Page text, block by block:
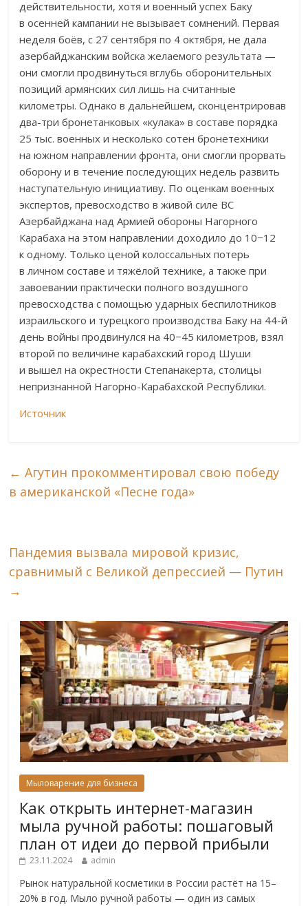
действительности, хотя и военный успех Баку
в осенней кампании не вызывает сомнений. Первая
неделя боёв, с 27 сентября по 4 октября, не дала
азербайджанским войска желаемого результата —
они смогли продвинуться вглубь оборонительных
позиций армянских сил лишь на считанные
километры. Однако в дальнейшем, сконцентрировав
два-три бронетанковых «кулака» в составе порядка
25 тыс. военных и несколько сотен бронетехники
на южном направлении фронта, они смогли прорвать
оборону и в течение последующих недель развить
наступательную инициативу. По оценкам военных
экспертов, превосходство в живой силе ВС
Азербайджана над Армией обороны Нагорного
Карабаха на этом направлении доходило до 10−12
к одному. Только ценой колоссальных потерь
в личном составе и тяжёлой технике, а также при
завоевании практически полного воздушного
превосходства с помощью ударных беспилотников
израильского и турецкого производства Баку на 44-й
день войны продвинулся на 40−45 километров, взял
второй по величине карабахский город Шуши
и вышел на окрестности Степанакерта, столицы
непризнанной Нагорно-Карабахской Республики.
Источник
← Агутин прокомментировал свою победу
в американской «Песне года»
Пандемия вызвала мировой кризис,
сравнимый с Великой депрессией — Путин
→
Мыловарение для бизнеса
Как открыть интернет-магазин
мыла ручной работы: пошаговый
план от идеи до первой прибыли
23.11.2024 admin
Рынок натуральной косметики в России растёт на 15–
20% в год. Мыло ручной работы — один из самых